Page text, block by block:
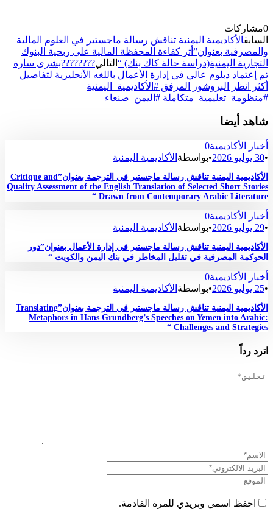
0مشاركات
السابقالأكاديمية اليمنية تناقش رسالة ماجستير في العلوم المالية
والمصرفية بعنوان”أثر كفاءة المحفظة المالية على ربحية البنوك
التجارية اليمنية(دراسة حالة كاك بنك) “ التالي????????بشرى سارة
تم إعتماد دبلوم عالي في إدارة الأعمال باللغه الأنجليزية لتفاصيل
أكثر انظر البروشور المرفق #الأكاديمية_اليمنية
#منظومة_تعليمية_متكاملة #اليمن_صنعاء
شاهد أيضا
أخبار الأكاديمية0
•30 يوليو 2026 •بواسطة الأكاديمية اليمنية
الأكاديمية اليمنية تناقش رسالة ماجستير في الترجمة بعنوان”Critique and
Quality Assessment of the English Translation of Selected Short Stories
Drawn from Contemporary Arabic Literature “
أخبار الأكاديمية0
•29 يوليو 2026 •بواسطة الأكاديمية اليمنية
الأكاديمية اليمنية تناقش رسالة ماجستير في إدارة الأعمال بعنوان”دور
الحوكمة المصرفية في تقليل المخاطر في بنك اليمن والكويت “
أخبار الأكاديمية0
•25 يوليو 2026 •بواسطة الأكاديمية اليمنية
الأكاديمية اليمنية تناقش رسالة ماجستير في الترجمة بعنوان”Translating
Metaphors in Hans Grundberg’s Speeches on Yemen into Arabic:
Challenges and Strategies “
اترد رداً
احفظ اسمي وبريدي للمرة القادمة.